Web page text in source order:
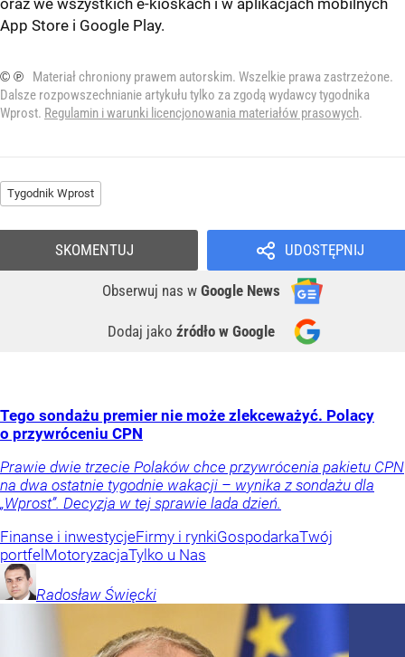
oraz we wszystkich e-kioskach i w aplikacjach mobilnych
App Store i Google Play.
© ℗
Materiał chroniony prawem autorskim. Wszelkie prawa zastrzeżone.
Dalsze rozpowszechnianie artykułu tylko za zgodą wydawcy tygodnika
Wprost. Regulamin i warunki licencjonowania materiałów prasowych.
Tygodnik Wprost
UDOSTĘPNIJ
Obserwuj nas w Google News
Dodaj jako źródło w Google
SKOMENTUJ
Tego sondażu premier nie może zlekceważyć. Polacy
o przywróceniu CPN
Prawie dwie trzecie Polaków chce przywrócenia pakietu CPN
na dwa ostatnie tygodnie wakacji – wynika z sondażu dla
„Wprost”. Decyzja w tej sprawie lada dzień.
Finanse i inwestycjeFirmy i rynkiGospodarkaTwój
portfel MotoryzacjaTylko u Nas
Radosław Święcki